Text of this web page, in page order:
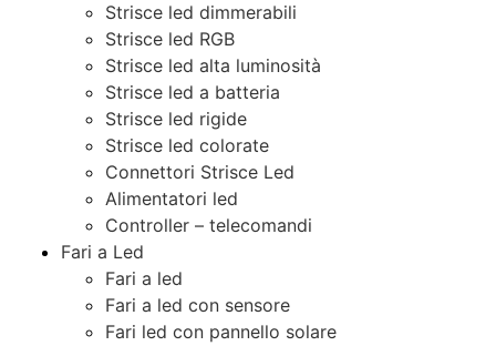
Strisce led dimmerabili
Strisce led RGB
Strisce led alta luminosità
Strisce led a batteria
Strisce led rigide
Strisce led colorate
Connettori Strisce Led
Alimentatori led
Controller – telecomandi
Fari a Led
Fari a led
Fari a led con sensore
Fari led con pannello solare